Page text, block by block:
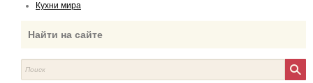
Кухни мира
Найти на сайте